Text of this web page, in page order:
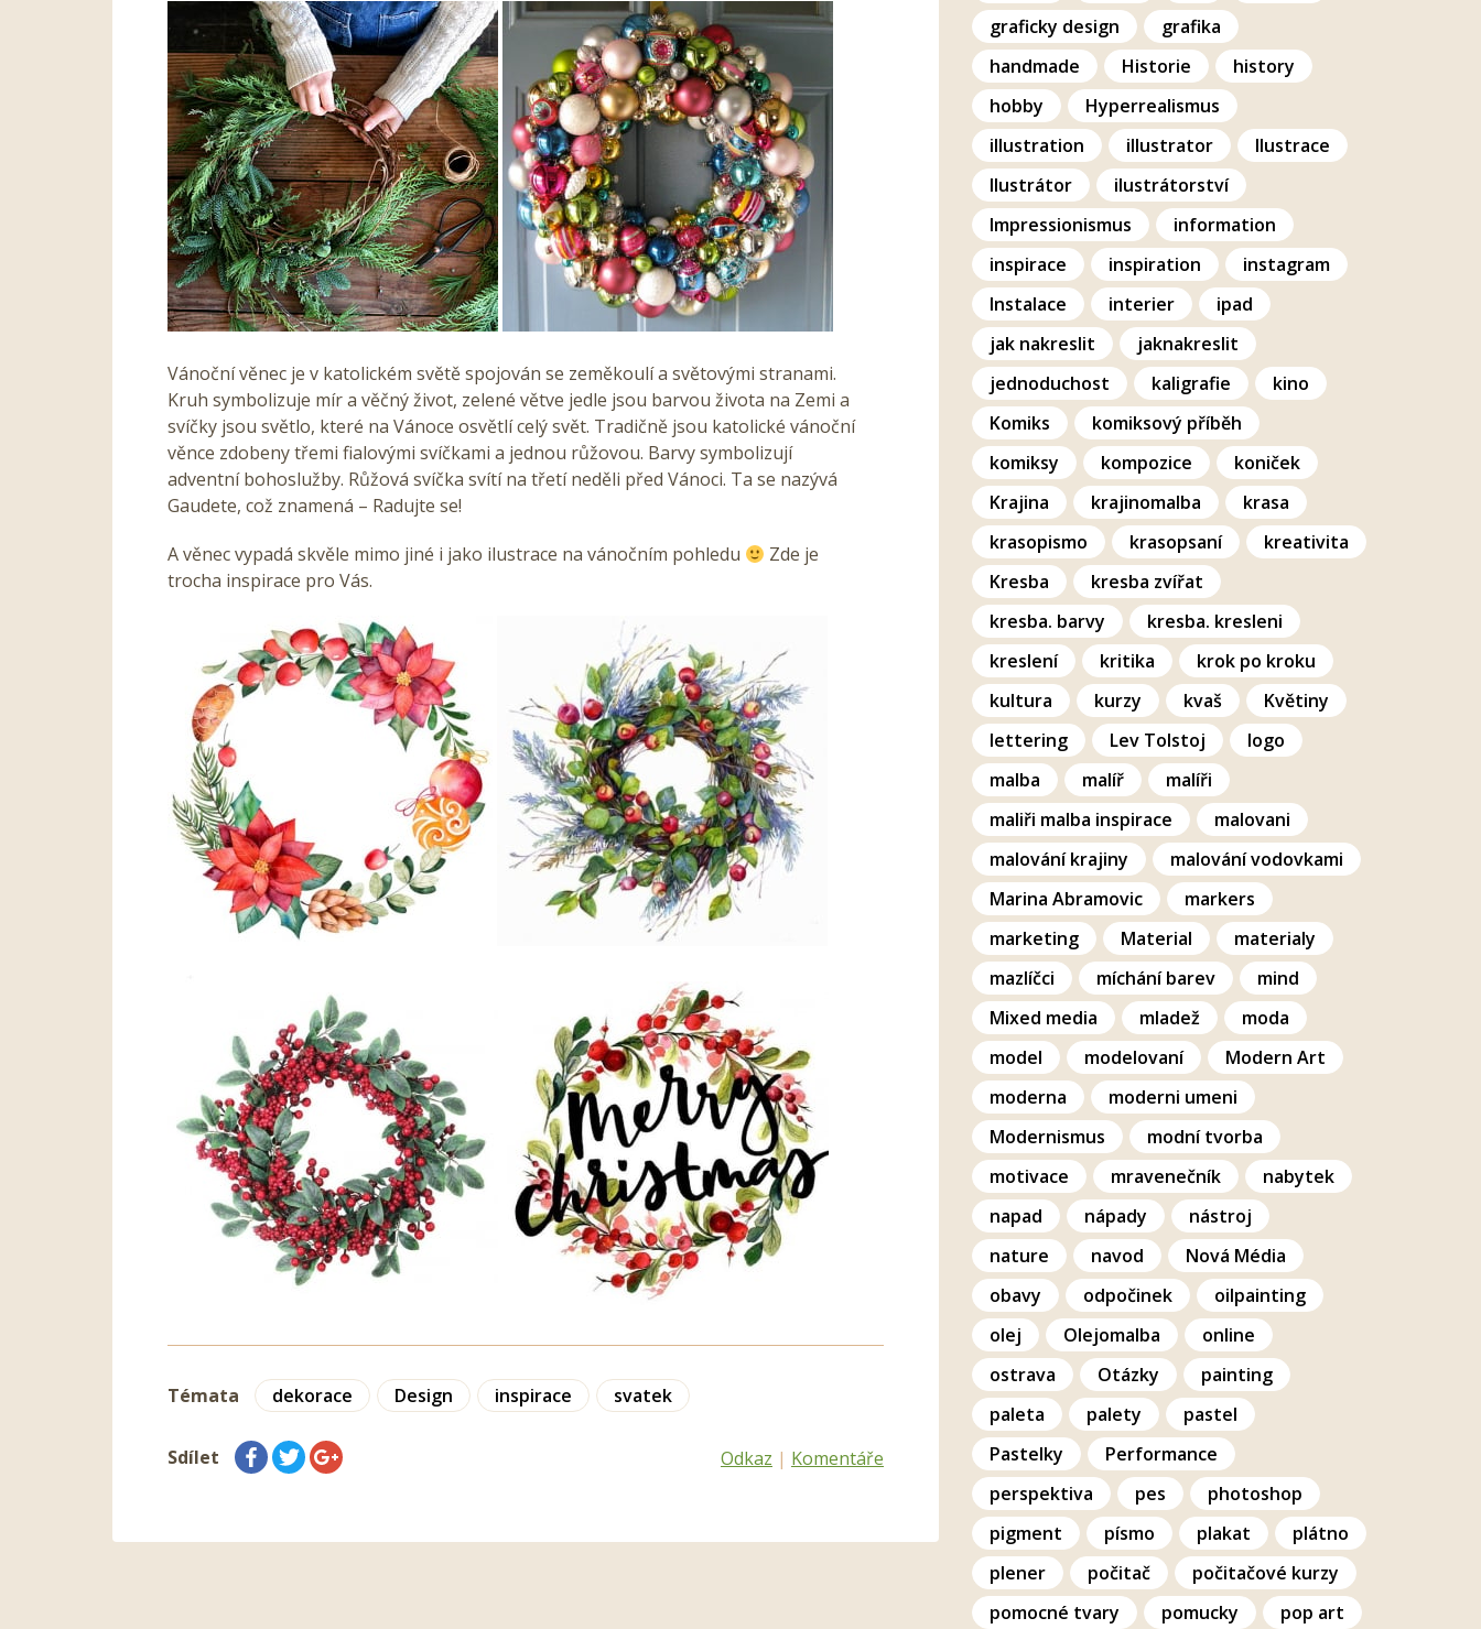
Vánoční věnec je v katolickém světě spojován se zeměkoulí a světovými stranami.
Kruh symbolizuje mír a věčný život, zelené větve jedle jsou barvou života na Zemi a
svíčky jsou světlo, které na Vánoce osvětlí celý svět. Tradičně jsou katolické vánoční
věnce zdobeny třemi fialovými svíčkami a jednou růžovou. Barvy symbolizují
adventní bohoslužby. Růžová svíčka svítí na třetí neděli před Vánoci. Ta se nazývá
Gaudete, což znamená – Radujte se!
A věnec vypadá skvěle mimo jiné i jako ilustrace na vánočním pohledu
Zde je
trocha inspirace pro Vás.
Témata dekorace Design inspirace svatek
Sdílet Odkaz | Komentáře
graficky design
grafika
handmade
Historie
history
hobby
Hyperrealismus
illustration
illustrator
Ilustrace
Ilustrátor
ilustrátorství
Impressionismus
information
inspirace
inspiration
instagram
Instalace
interier
ipad
jak nakreslit
jaknakreslit
jednoduchost
kaligrafie
kino
Komiks
komiksový příběh
komiksy
kompozice
koniček
Krajina
krajinomalba
krasa
krasopismo
krasopsaní
kreativita
Kresba
kresba zvířat
kresba. barvy
kresba. kresleni
kreslení
kritika
krok po kroku
kultura
kurzy kvaš
Květiny
lettering
Lev Tolstoj
logo
malba
malíř
malíři
maliři malba inspirace
malovani
malování krajiny
malování vodovkami
Marina Abramovic
markers
marketing
Material
materialy
mazlíčci
míchání barev
mind
Mixed media
mladež
moda
model
modelovaní
Modern Art
moderna
moderni umeni
Modernismus
modní tvorba
motivace
mravenečník
nabytek
napad
nápady
nástroj
nature
navod
Nová Média
obavy
odpočinek
oilpainting
olej
Olejomalba
online
ostrava
Otázky
painting
paleta
palety
pastel
Pastelky
Performance
perspektiva
pes
photoshop
pigment
písmo plakat
plátno
plener
počitač
počitačové kurzy
pomocné tvary
pomucky pop art